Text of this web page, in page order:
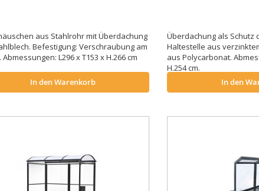
aus Stahlrohr mit Überdachung
Befestigung: Verschraubung am
L296 x T153 x H.266 cm
In den Warenkorb
Überdachung als Schutz
Haltestelle aus
aus Polycarbonat.
H.254 cm.
In den